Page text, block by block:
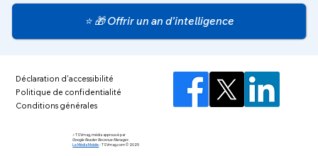
⭐ 🎁 Offrir un an d’intelligence
Déclaration d'accessibilité
Politique de confidentialité
Conditions générales
⚡️ TSVmag, média approuvé par
Google Reader Revenue Manager.
Le Média Mobile-TSVmag.com © 2025